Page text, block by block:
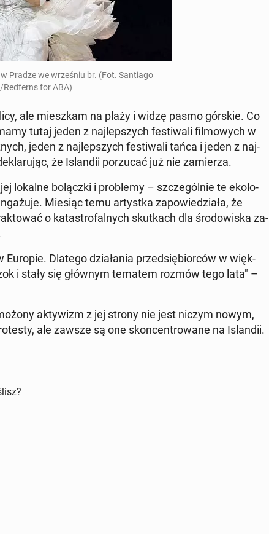
Pradze we wrze­śniu br. (Fot. San­tia­go
Red­ferns for ABA)
ale miesz­kam na plaży i widzę pasmo górskie. Co
tutaj jeden z naj­lep­szych fe­sti­wa­li fil­mo­wych w
jeden z naj­lep­szych fe­sti­wa­li tańca i jeden z naj­
że Is­lan­dii po­rzu­cać już nie za­mie­rza.
lokalne bo­lącz­ki i pro­ble­my – szcze­gól­nie te eko­lo­
Miesiąc temu ar­tyst­ka za­po­wie­dzia­ła, że
o ka­ta­stro­fal­nych skut­kach dla śro­do­wi­ska za­
Dlatego dzia­ła­nia przed­się­bior­ców w więk­
i stały się głównym tematem rozmów tego lata" –
ak­ty­wizm z jej strony nie jest niczym nowym,
ale zawsze są one skon­cen­tro­wa­ne na Is­lan­dii.